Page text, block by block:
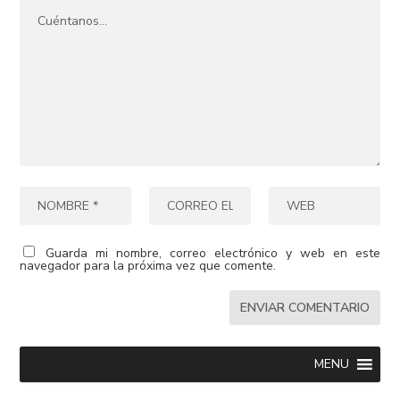
Guarda mi nombre, correo electrónico y web en este
navegador para la próxima vez que comente.
MENU